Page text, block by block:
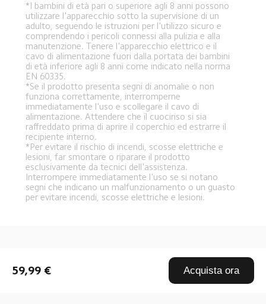
59,99 € Acquista ora
*I bambini di età pari o superiore agli 8 anni possono
utilizzare l'apparecchio sotto la supervisione di un
adulto, seguendo le istruzioni per l'utilizzo sicuro e
comprendendo i pericoli connessi alla pulizia e alla
manutenzione. Tenere l'apparecchio elettrico e il
cavo di alimentazione fuori dalla portata dei bambini
di età inferiore agli 8 anni come indicato nella norma
EN 60335.
*Se il prodotto presenta segni di anomalie o non
funziona correttamente, interromperne
immediatamente l'uso e scollegare il cavo di
alimentazione. Attendere che il cuociriso si sia
raffreddato prima di aprire il coperchio ed estrarre il
recipiente interno.
*Per evitare il rischio di incendi, scosse elettriche e
lesioni, far smontare o riparare il prodotto
esclusivamente da tecnici dell'assistenza.
Interrompere immediatamente l'uso se si notano
segni che indicano un malfunzionamento o un guasto
per evitare incendi, scosse elettriche e lesioni.